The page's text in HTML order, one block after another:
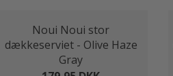
Noui Noui stor
dækkeserviet - Olive Haze
Gray